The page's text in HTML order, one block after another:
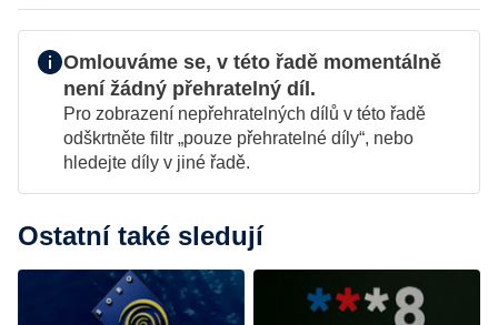
Omlouváme se, v této řadě momentálně
není žádný přehratelný díl.
Pro zobrazení nepřehratelných dílů v této řadě
odškrtněte filtr „pouze přehratelné díly“, nebo
hledejte díly v jiné řadě.
Ostatní také sledují